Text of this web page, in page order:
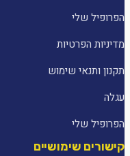
הפרופיל שלי
מדיניות הפרטיות
תקנון ותנאי שימוש
עגלה
הפרופיל שלי
קישורים שימושיים